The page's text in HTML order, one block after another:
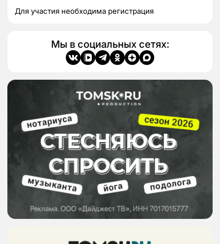
Для участия необходима регистрация
Мы в социальных сетях: